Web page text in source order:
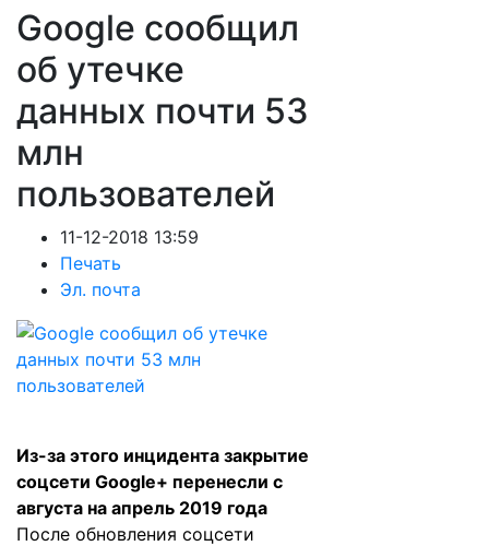
Google сообщил
об утечке
данных почти 53
млн
пользователей
11-12-2018 13:59
Печать
Эл. почта
Из-за этого инцидента закрытие
соцсети Google+ перенесли с
августа на апрель 2019 года
После обновления соцсети